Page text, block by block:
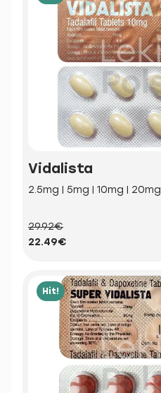
Vidalista
2.5mg | 5mg | 10mg |
29.92€
22.49€
Hit!